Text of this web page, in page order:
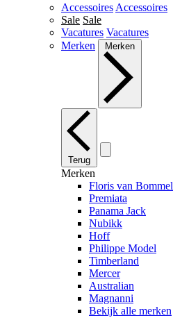
Accessoires Accessoires
Sale Sale
Vacatures Vacatures
Merken
Merken
Terug
Merken
Floris van Bommel
Premiata
Panama Jack
Nubikk
Hoff
Philippe Model
Timberland
Mercer
Australian
Magnanni
Bekijk alle merken